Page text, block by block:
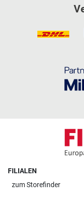
FILIALEN
zumStorefinder